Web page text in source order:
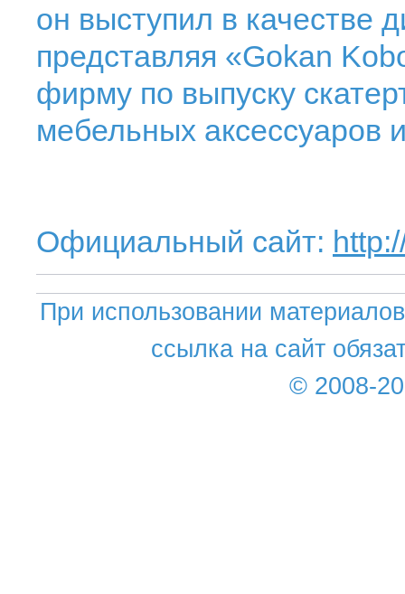
он выступил в качестве
представляя «Gokan
фирму по выпуску
мебельных аксессуаров
Официальный сайт:
При использовании
ссылка на сайт
© 2008-